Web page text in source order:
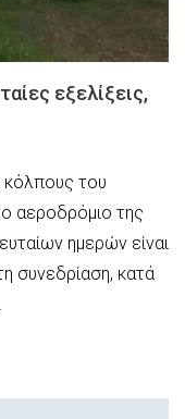
εξελίξεις,
κόλπους του
αεροδρόμιο της
ημερών είναι
συνεδρίαση, κατά